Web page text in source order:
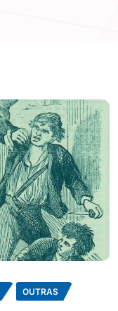
OUTRAS